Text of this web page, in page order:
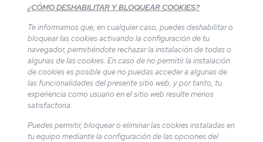
¿CÓMO DESHABILITAR Y BLOQUEAR COOKIES?
Te informamos que, en cualquier caso, puedes deshabilitar o
bloquear las cookies activando la configuración de tu
navegador, permitiéndote rechazar la instalación de todas o
algunas de las cookies. En caso de no permitir la instalación
de cookies es posible que no puedas acceder a algunas de
las funcionalidades del presente sitio web, y por tanto, tu
experiencia como usuario en el sitio web resulte menos
satisfactoria.
Puedes permitir, bloquear o eliminar las cookies instaladas en
tu equipo mediante la configuración de las opciones del